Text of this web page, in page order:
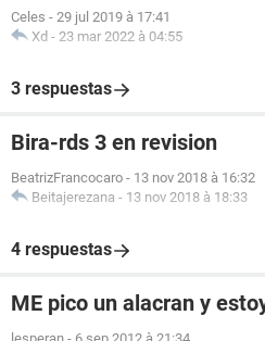
Celes - 29 jul 2019 à 17:41
Xd - 23 mar 2022 à 04:55
3 respuestas
Bira-rds 3 en revision
BeatrizFrancocaro - 13 nov 2018 à 16:32
Beitajerezana - 13 nov 2018 à 18:33
4 respuestas
ME pico un alacran y